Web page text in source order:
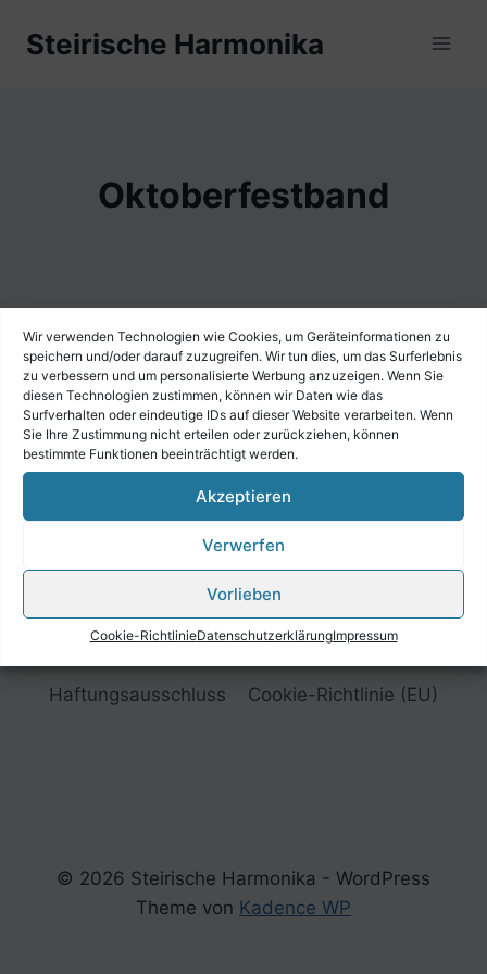
Wir verwenden Technologien wie Cookies, um Geräteinformationen zu
speichern und/oder darauf zuzugreifen. Wir tun dies, um das Surferlebnis
zu verbessern und um personalisierte Werbung anzuzeigen. Wenn Sie
diesen Technologien zustimmen, können wir Daten wie das
Surfverhalten oder eindeutige IDs auf dieser Website verarbeiten. Wenn
Sie Ihre Zustimmung nicht erteilen oder zurückziehen, können
bestimmte Funktionen beeinträchtigt werden.
Akzeptieren
Verwerfen
Vorlieben
Cookie-RichtlinieDatenschutzerklärungImpressum
InhaltSteirische Harmonika
Oktoberfestband
Das Gesuchte konnte leider nicht gefunden
werden. Vielleicht hilft die Suchfunktion.
Suchen
nach:
Haftungsausschluss
Cookie-Richtlinie (EU)
© 2026 Steirische Harmonika - WordPress
Theme von Kadence WP